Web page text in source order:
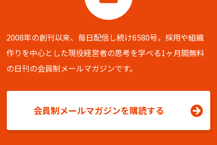
2008年の創刊以来、毎日配信し続け6580号。採用や組織
作りを中心とした現役経営者の思考を学べる1ヶ月間無料
の日刊の会員制メールマガジンです。
会員制メールマガジンを購読する